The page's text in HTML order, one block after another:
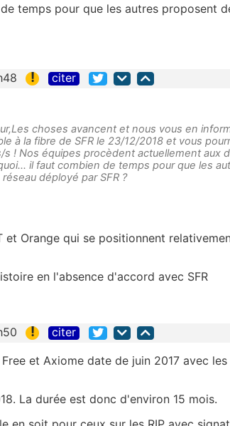
temps pour que les autres proposent
! citer
choses avancent et nous vous en
à la fibre de SFR le 23/12/2018 et vous
s ! Nos équipes procèdent actuellement aux
il faut combien de temps pour que les
déployé par SFR ?
et Orange qui se positionnent
en l'absence d'accord avec SFR
! citer
et Axiome date de juin 2017 avec
La durée est donc d'environ 15 mois.